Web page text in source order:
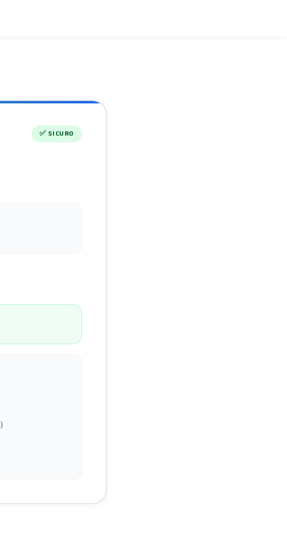
✅ SICURO
)